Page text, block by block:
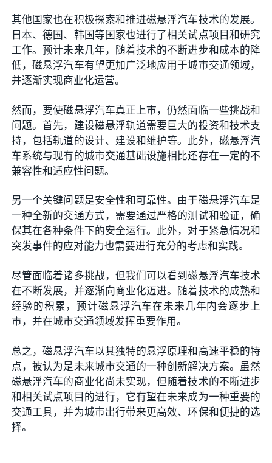
其他国家也在积极探索和推进磁悬浮汽车技术的发展。
日本、德国、韩国等国家也进行了相关试点项目和研究
工作。预计未来几年，随着技术的不断进步和成本的降
低，磁悬浮汽车有望更加广泛地应用于城市交通领域，
并逐渐实现商业化运营。
然而，要使磁悬浮汽车真正上市，仍然面临一些挑战和
问题。首先，建设磁悬浮轨道需要巨大的投资和技术支
持，包括轨道的设计、建设和维护等。此外，磁悬浮汽
车系统与现有的城市交通基础设施相比还存在一定的不
兼容性和适应性问题。
另一个关键问题是安全性和可靠性。由于磁悬浮汽车是
一种全新的交通方式，需要通过严格的测试和验证，确
保其在各种条件下的安全运行。此外，对于紧急情况和
突发事件的应对能力也需要进行充分的考虑和实践。
尽管面临着诸多挑战，但我们可以看到磁悬浮汽车技术
在不断发展，并逐渐向商业化迈进。随着技术的成熟和
经验的积累，预计磁悬浮汽车在未来几年内会逐步上
市，并在城市交通领域发挥重要作用。
总之，磁悬浮汽车以其独特的悬浮原理和高速平稳的特
点，被认为是未来城市交通的一种创新解决方案。虽然
磁悬浮汽车的商业化尚未实现，但随着技术的不断进步
和相关试点项目的进行，它有望在未来成为一种重要的
交通工具，并为城市出行带来更高效、环保和便捷的选
择。